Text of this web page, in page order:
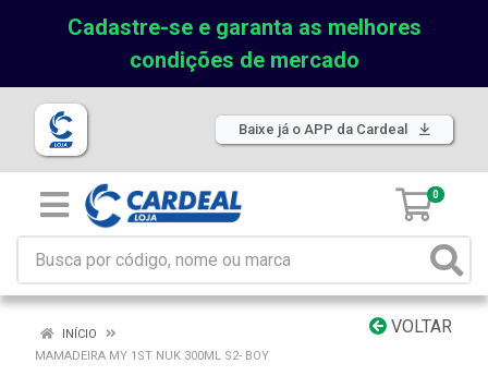
Cadastre-se e garanta as melhores
condições de mercado
Baixe já o APP da Cardeal
0
VOLTAR
INÍCIO
MAMADEIRA MY 1ST NUK 300ML S2- BOY